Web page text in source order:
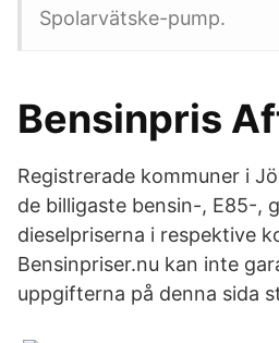
Spolarvätske-pump.
Bensinpris
Registrerade kommuner i
de billigaste bensin-, E85-,
dieselpriserna i respektive
Bensinpriser.nu kan inte
uppgifterna på denna sida